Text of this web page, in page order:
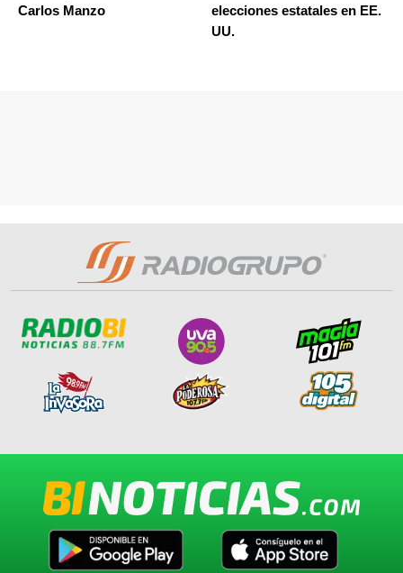
Carlos Manzo
elecciones estatales en EE.
UU.